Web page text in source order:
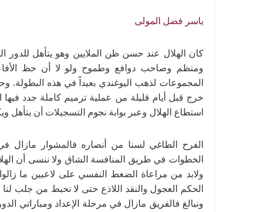
ياسر فضل المولى
كان الهلال عند حسن ظن الملايين وهو يتأهل للدور
ومنظم وصاحب دوافع وطموح ولو لا أن حظ
المجموعات لذهب اليوغندي بعيداً في هذه البطولة.
خرج قبل أيام قليلة من عملية ترميم كاملة جدد
استطاع الهلال وعبر بوابة نجوم التسجيلات أن يتأهل
الفرح الطاغي لسنا من أنصاره فالمشوار مازال في
الخطوات في طريق المنافسة الشاق ولا ننسى أن
ولابد من مراعاة الضغط النفسي على لاعبين ما
الحكم العجول والنقد اللاذع حتى لا نحبط من جلب لنا
ونبالغ فالفريق مازال في مرحلة الإعداد ومباراتي